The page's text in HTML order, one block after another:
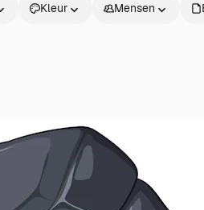
Kleur Mensen
Aan de slag